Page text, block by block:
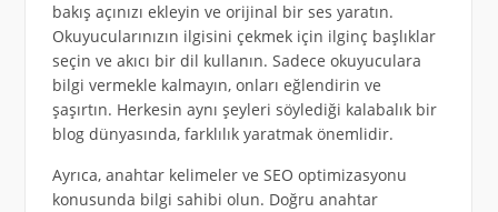
bakış açınızı ekleyin ve orijinal bir ses yaratın.
Okuyucularınızın ilgisini çekmek için ilginç başlıklar
seçin ve akıcı bir dil kullanın. Sadece okuyuculara
bilgi vermekle kalmayın, onları eğlendirin ve
şaşırtın. Herkesin aynı şeyleri söylediği kalabalık bir
blog dünyasında, farklılık yaratmak önemlidir.
Ayrıca, anahtar kelimeler ve SEO optimizasyonu
konusunda bilgi sahibi olun. Doğru anahtar